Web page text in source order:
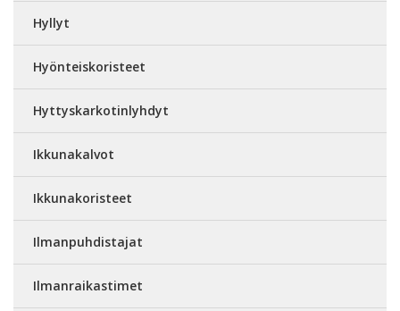
Hyllyt
Hyönteiskoristeet
Hyttyskarkotinlyhdyt
Ikkunakalvot
Ikkunakoristeet
Ilmanpuhdistajat
Ilmanraikastimet